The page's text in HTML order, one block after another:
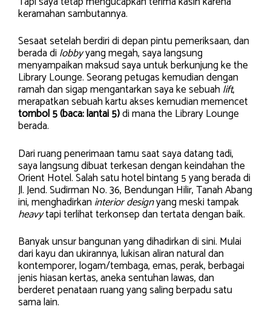
keramahan sambutannya.
Sesaat setelah berdiri di depan pintu pemeriksaan, dan
berada di lobbyyang megah, saya langsung
menyampaikan maksud saya untuk berkunjung ke the
Library Lounge. Seorang petugas kemudian dengan
ramah dan sigap mengantarkan saya ke sebuah lift,
merapatkan sebuah kartu akses kemudian memencet
tombol 5 (baca: lantai 5)di mana the Library Lounge
berada.
Dari ruang penerimaan tamu saat saya datang tadi,
saya langsung dibuat terkesan dengan keindahan the
Orient Hotel. Salah satu hotel bintang 5 yang berada di
Jl. Jend. Sudirman No. 36, Bendungan Hilir, Tanah Abang
ini, menghadirkan interior designyang meski tampak
heavytapi terlihat terkonsep dan tertata dengan baik.
Banyak unsur bangunan yang dihadirkan di sini. Mulai
dari kayu dan ukirannya, lukisan aliran natural dan
kontemporer, logam/tembaga, emas, perak, berbagai
jenis hiasan kertas, aneka sentuhan lawas, dan
berderet penataan ruang yang saling berpadu satu
sama lain.